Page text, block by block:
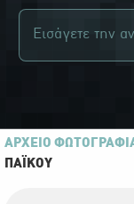
ΑΡΧΕΙΟ
ΠΑΪ́ΚΟΥ